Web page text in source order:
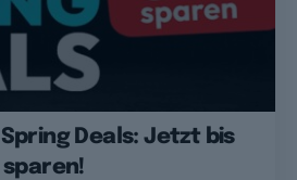
Deals: Jetzt bis